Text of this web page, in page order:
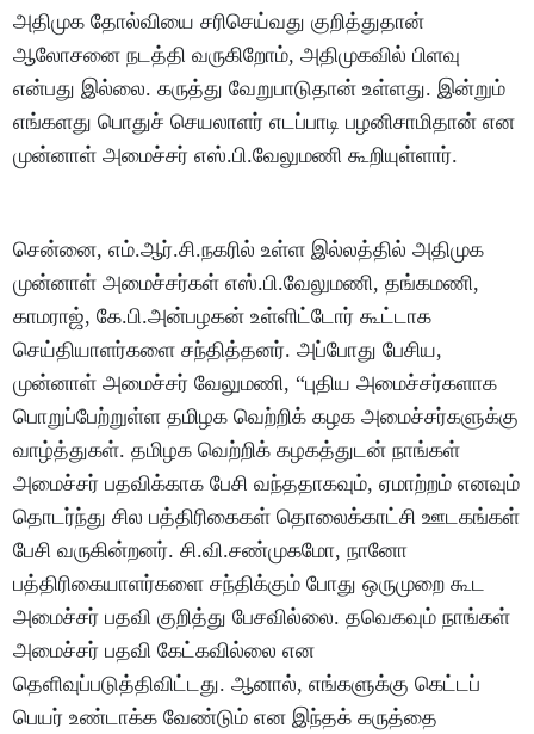
அதிமுக தோல்வியை சரிசெய்வது குறித்துதான்
ஆலோசனை நடத்தி வருகிறோம், அதிமுகவில் பிளவு
என்பது இல்லை. கருத்து வேறுபாடுதான் உள்ளது. இன்றும்
எங்களது பொதுச் செயலாளர் எடப்பாடி பழனிசாமிதான் என
முன்னாள் அமைச்சர் எஸ்.பி.வேலுமணி கூறியுள்ளார்.
சென்னை, எம்.ஆர்.சி.நகரில் உள்ள இல்லத்தில் அதிமுக
முன்னாள் அமைச்சர்கள் எஸ்.பி.வேலுமணி, தங்கமணி,
காமராஜ், கே.பி.அன்பழகன் உள்ளிட்டோர் கூட்டாக
செய்தியாளர்களை சந்தித்தனர். அப்போது பேசிய,
முன்னாள் அமைச்சர் வேலுமணி, “புதிய அமைச்சர்களாக
பொறுப்பேற்றுள்ள தமிழக வெற்றிக் கழக அமைச்சர்களுக்கு
வாழ்த்துகள். தமிழக வெற்றிக் கழகத்துடன் நாங்கள்
அமைச்சர் பதவிக்காக பேசி வந்ததாகவும், ஏமாற்றம் எனவும்
தொடர்ந்து சில பத்திரிகைகள் தொலைக்காட்சி ஊடகங்கள்
பேசி வருகின்றனர். சி.வி.சண்முகமோ, நானோ
பத்திரிகையாளர்களை சந்திக்கும் போது ஒருமுறை கூட
அமைச்சர் பதவி குறித்து பேசவில்லை. தவெகவும் நாங்கள்
அமைச்சர் பதவி கேட்கவில்லை என
தெளிவுப்படுத்திவிட்டது. ஆனால், எங்களுக்கு கெட்டப்
பெயர் உண்டாக்க வேண்டும் என இந்தக் கருத்தை